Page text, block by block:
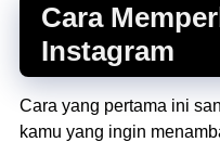
Cara
Instagram
Cara yang pertama ini
kamu yang ingin